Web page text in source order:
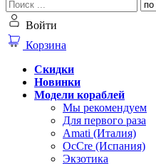
Войти
Корзина
Скидки
Новинки
Модели кораблей
Мы рекомендуем
Для первого раза
Amati (Италия)
OcCre (Испания)
Экзотика